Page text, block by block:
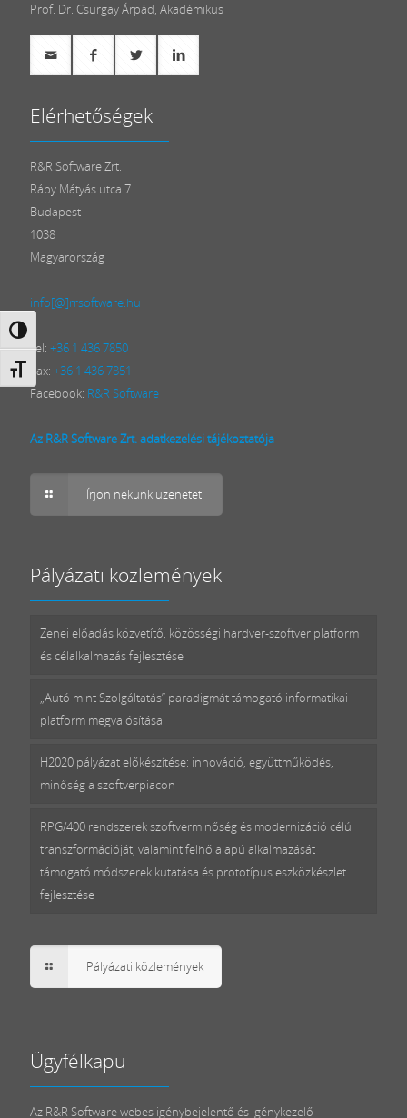
Nagy kontraszt váltása
Betűméret váltása
Prof. Dr. Csurgay Árpád, Akadémikus
Elérhetőségek
R&R Software Zrt.
Ráby Mátyás utca 7.
Budapest
1038
Magyarország
info[@]rrsoftware.hu
Tel: +36 1 436 7850
Fax: +36 1 436 7851
Facebook: R&R Software
Az R&R Software Zrt. adatkezelési tájékoztatója
Írjon nekünk üzenetet!
Pályázati közlemények
Zenei előadás közvetítő, közösségi hardver-szoftver platform
és célalkalmazás fejlesztése
„Autó mint Szolgáltatás” paradigmát támogató informatikai
platform megvalósítása
H2020 pályázat előkészítése: innováció, együttműködés,
minőség a szoftverpiacon
RPG/400 rendszerek szoftverminőség és modernizáció célú
transzformációját, valamint felhő alapú alkalmazását
támogató módszerek kutatása és prototípus eszközkészlet
fejlesztése
Pályázati közlemények
Ügyfélkapu
Az R&R Software webes igénybejelentő és igénykezelő